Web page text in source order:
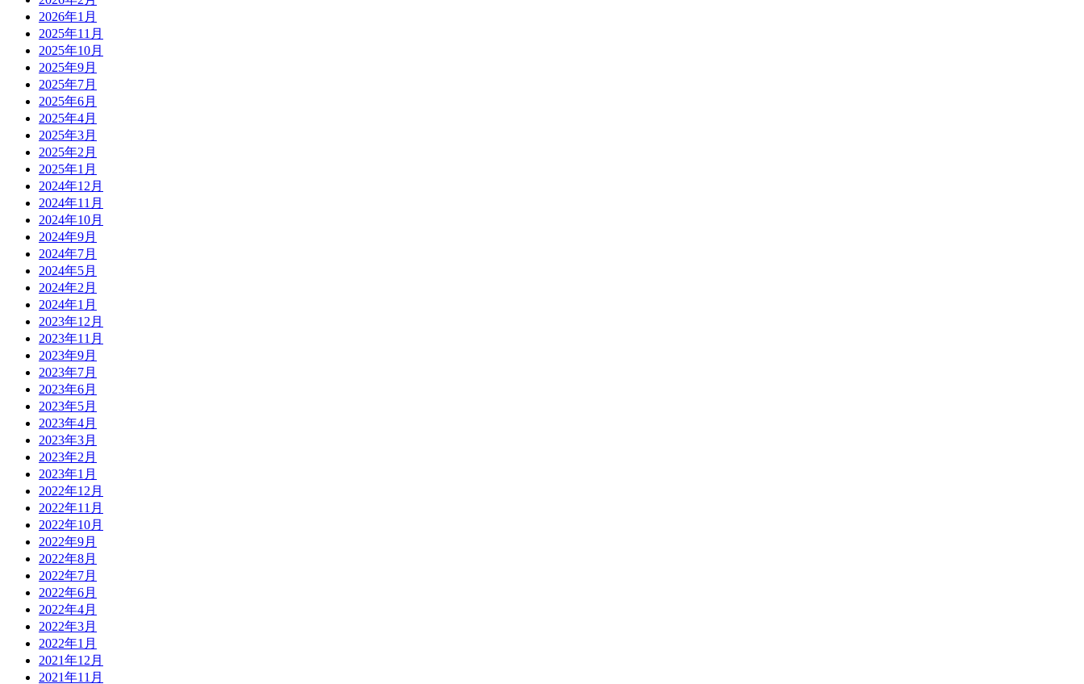
2026年1月
2025年11月
2025年10月
2025年9月
2025年7月
2025年6月
2025年4月
2025年3月
2025年2月
2025年1月
2024年12月
2024年11月
2024年10月
2024年9月
2024年7月
2024年5月
2024年2月
2024年1月
2023年12月
2023年11月
2023年9月
2023年7月
2023年6月
2023年5月
2023年4月
2023年3月
2023年2月
2023年1月
2022年12月
2022年11月
2022年10月
2022年9月
2022年8月
2022年7月
2022年6月
2022年4月
2022年3月
2022年1月
2021年12月
2021年11月